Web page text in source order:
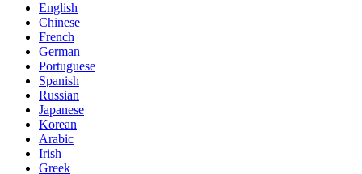
English
Chinese
French
German
Portuguese
Spanish
Russian
Japanese
Korean
Arabic
Irish
Greek